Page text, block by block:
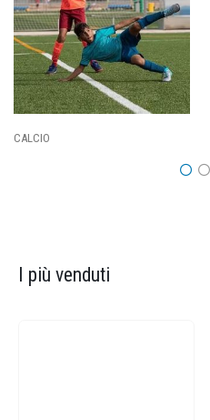
PALLAVOLO
I più venduti